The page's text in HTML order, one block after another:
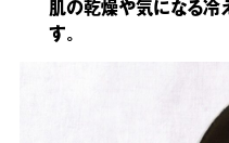
肌の乾燥や気になる冷
す。